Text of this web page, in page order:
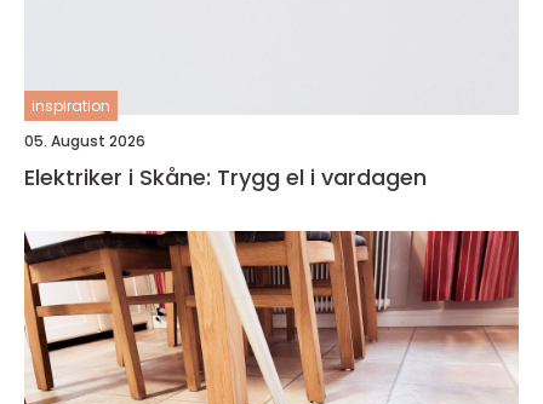
inspiration
05. August 2026
Elektriker i Skåne: Trygg el i vardagen